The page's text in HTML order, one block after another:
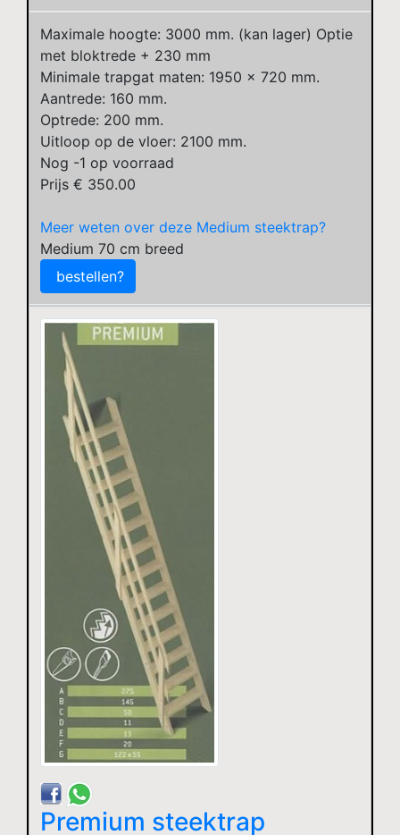
Maximale hoogte: 3000 mm. (kan lager) Optie
met bloktrede + 230 mm
Minimale trapgat maten: 1950 x 720 mm.
Aantrede: 160 mm.
Optrede: 200 mm.
Uitloop op de vloer: 2100 mm.
Nog -1 op voorraad
Prijs € 350.00
Meer weten over deze Medium steektrap?
Medium 70 cm breed
Premium steektrap